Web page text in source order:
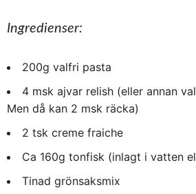
Ingredienser:
200g valfri pasta
4 msk ajvar relish (eller annan
Men då kan 2 msk räcka)
2 tsk creme fraiche
Ca 160g tonfisk (inlagt i vatten
Tinad grönsaksmix